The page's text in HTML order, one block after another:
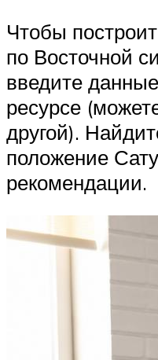
Чтобы
по Восточной
введите
ресурсе
другой).
положение
рекомендации.